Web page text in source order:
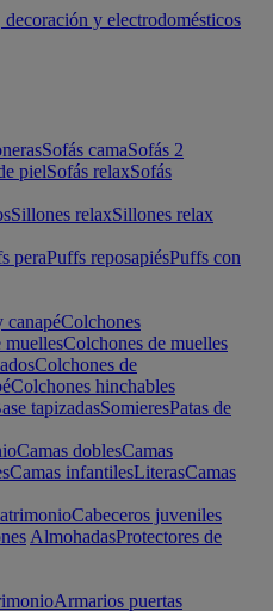
Sofás camaSofás 2
pielSofás relaxSofás
Sillones relaxSillones relax
peraPuffs reposapiésPuffs con
canapéColchones
muellesColchones de muelles
Colchones de
Colchones hinchables
tapizadasSomieresPatas de
Camas doblesCamas
Camas infantilesLiterasCamas
Cabeceros juveniles
AlmohadasProtectores de
Armarios puertas